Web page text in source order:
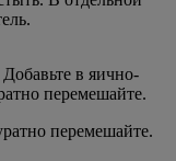
в яично-
перемешайте.
перемешайте.